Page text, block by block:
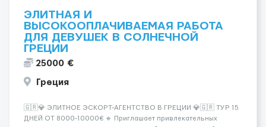
ЭЛИТНАЯ И
ВЫСОКООПЛАЧИВАЕМАЯ РАБОТА
ДЛЯ ДЕВУШЕК В СОЛНЕЧНОЙ
ГРЕЦИИ
25000 €
Греция
🇬🇷💎 ЭЛИТНОЕ ЭСКОРТ-АГЕНТСТВО В ГРЕЦИИ 💎🇬🇷 ТУР 15
ДНЕЙ ОТ 8000-10000€ 🔹 Приглашает привлекательных